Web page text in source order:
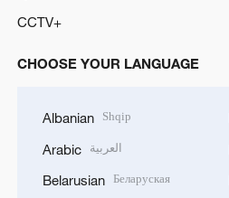
CCTV+
CHOOSE YOUR LANGUAGE
Albanian Shqip
Arabic العربية
Belarusian Беларуская